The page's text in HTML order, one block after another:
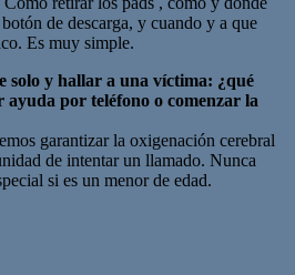
de descarga, y cuando y a que
Es muy simple.
solo y hallar a una víctima: ¿qué
por teléfono o comenzar la
garantizar la oxigenación cerebral
de intentar un llamado. Nunca
si es un menor de edad.